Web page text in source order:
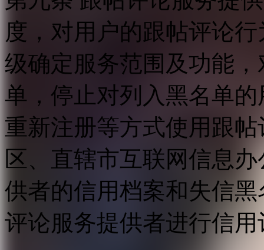
度，对用户的跟帖评论
级确定服务范围及功能
单，停止对列入黑名单
重新注册等方式使用跟
区、直辖市互联网信息
供者的信用档案和失信
评论服务提供者进行信用